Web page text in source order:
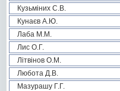
Кузьміних С.В.
Кунаєв А.Ю.
Лаба М.М.
Лис О.Г.
Літвінов О.М.
Любота Д.В.
Мазурашу Г.Г.